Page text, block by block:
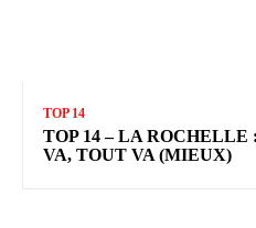
TOP 14
TOP 14 – LA ROCHELLE
VA, TOUT VA (MIEUX)